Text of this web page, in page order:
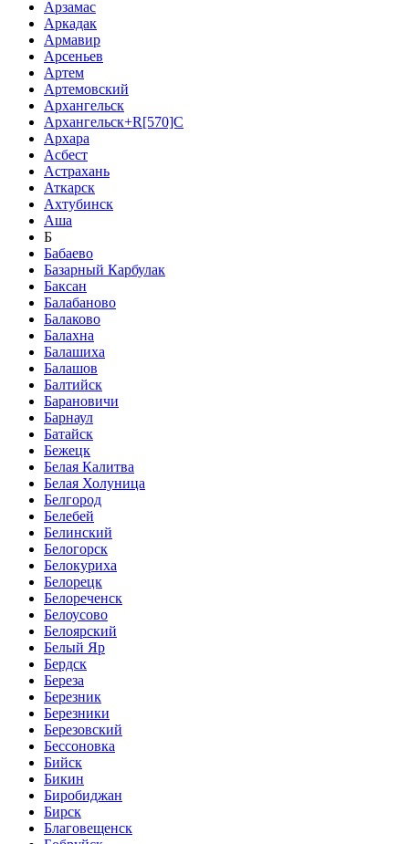
Арзамас
Аркадак
Армавир
Арсеньев
Артем
Артемовский
Архангельск
Архангельск+R[570]C
Архара
Асбест
Астрахань
Аткарск
Ахтубинск
Аша
Б
Бабаево
Базарный Карбулак
Баксан
Балабаново
Балаково
Балахна
Балашиха
Балашов
Балтийск
Барановичи
Барнаул
Батайск
Бежецк
Белая Калитва
Белая Холуница
Белгород
Белебей
Белинский
Белогорск
Белокуриха
Белорецк
Белореченск
Белоусово
Белоярский
Белый Яр
Бердск
Береза
Березник
Березники
Березовский
Бессоновка
Бийск
Бикин
Биробиджан
Бирск
Благовещенск